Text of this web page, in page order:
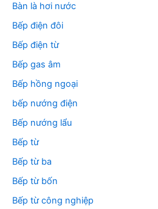
Bàn là hơi nước
Bếp điện đôi
Bếp điện từ
Bếp gas âm
Bếp hồng ngoại
bếp nướng điện
Bếp nướng lẩu
Bếp từ
Bếp từ ba
Bếp từ bốn
Bếp từ công nghiệp